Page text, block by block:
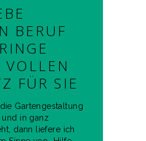
BERUF
FÜR SIE
Gartengestaltung
in ganz
dann liefere ich